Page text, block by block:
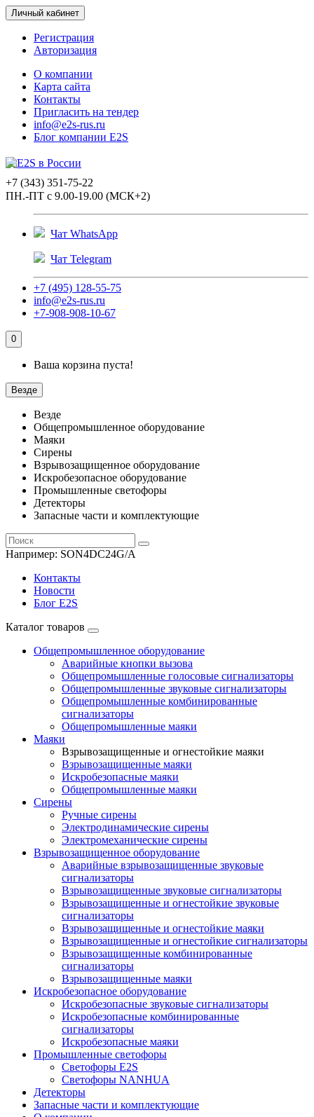
Личный кабинет
Регистрация
Авторизация
О компании
Карта сайта
Контакты
Пригласить на тендер
info@e2s-rus.ru
Блог компании E2S
+7 (343) 351-75-22
ПН.-ПТ с 9.00-19.00 (МСК+2)
Чат WhatsApp
Чат Telegram
+7 (495) 128-55-75
info@e2s-rus.ru
+7-908-908-10-67
0
Ваша корзина пуста!
Везде
Везде
Общепромышленное оборудование
Маяки
Сирены
Взрывозащищенное оборудование
Искробезопасное оборудование
Промышленные светофоры
Детекторы
Запасные части и комплектующие
Например: SON4DC24G/A
Контакты
Новости
Блог E2S
Каталог товаров
Общепромышленное оборудование
Аварийные кнопки вызова
Общепромышленные голосовые сигнализаторы
Общепромышленные звуковые сигнализаторы
Общепромышленные комбинированные
сигнализаторы
Общепромышленные маяки
Маяки
Взрывозащищенные и огнестойкие маяки
Взрывозащищенные маяки
Искробезопасные маяки
Общепромышленные маяки
Сирены
Ручные сирены
Электродинамические сирены
Электромеханические сирены
Взрывозащищенное оборудование
Аварийные взрывозащищенные звуковые
сигнализаторы
Взрывозащищенные звуковые сигнализаторы
Взрывозащищенные и огнестойкие звуковые
сигнализаторы
Взрывозащищенные и огнестойкие маяки
Взрывозащищенные и огнестойкие сигнализаторы
Взрывозащищенные комбинированные
сигнализаторы
Взрывозащищенные маяки
Искробезопасное оборудование
Искробезопасные звуковые сигнализаторы
Искробезопасные комбинированные
сигнализаторы
Искробезопасные маяки
Промышленные светофоры
Светофоры E2S
Светофоры NANHUA
Детекторы
Запасные части и комплектующие